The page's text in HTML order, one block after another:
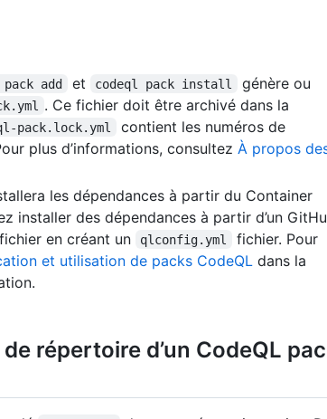
add et codeql pack install
génère ou
. Ce fichier doit être archivé dans la
pack.lock.yml
contient les numéros de
plus d’informations, consultez À propos
les dépendances à partir du Container
installer des dépendances à partir d’un
en créant un
qlconfig.yml
fichier. Pour
et utilisation de packs CodeQL dans la
répertoire d’un CodeQL